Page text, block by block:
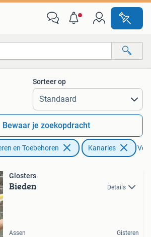
Alle afstanden…
Sorteer op
Bewaar je zoekopdracht
en Toebehoren Kanaries
Glosters
Bieden Details
Assen Gisteren